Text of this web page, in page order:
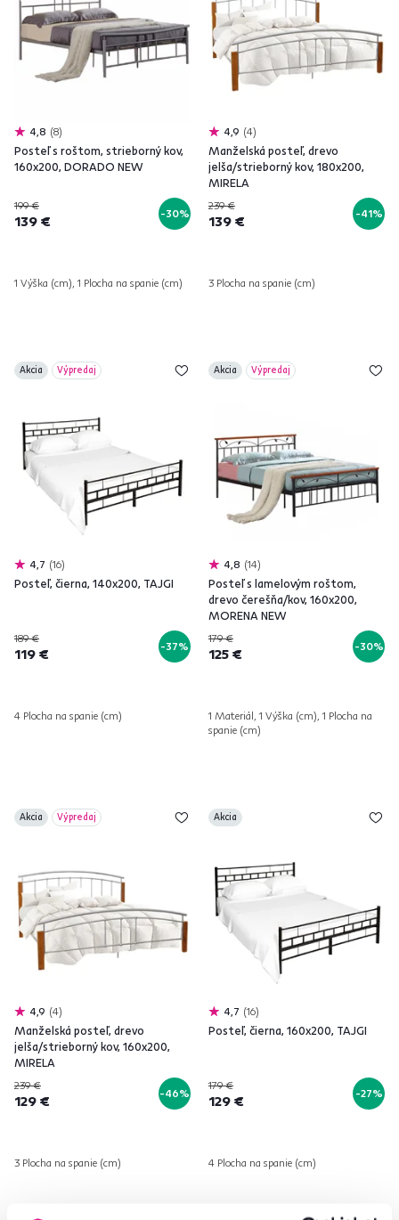
4,8 8
Posteľ s roštom, strieborný kov,
160x200, DORADO NEW
199 €
139 € -30%
1 Výška (cm), 1 Plocha na spanie (cm)
4,9 4
Manželská posteľ, drevo
jelša/strieborný kov, 180x200,
MIRELA
239 €
139 € -41%
3 Plocha na spanie (cm)
Akcia Výpredaj
4,7 16
Posteľ, čierna, 140x200, TAJGI
189 €
119 € -37%
4 Plocha na spanie (cm)
Akcia Výpredaj
4,8 14
Posteľ s lamelovým roštom,
drevo čerešňa/kov, 160x200,
MORENA NEW
179 €
125 € -30%
1 Materiál, 1 Výška (cm), 1 Plocha na
spanie (cm)
Akcia Výpredaj
4,9 4
Manželská posteľ, drevo
jelša/strieborný kov, 160x200,
MIRELA
239 €
129 € -46%
3 Plocha na spanie (cm)
Akcia
4,7 16
Posteľ, čierna, 160x200, TAJGI
179 €
129 € -27%
4 Plocha na spanie (cm)